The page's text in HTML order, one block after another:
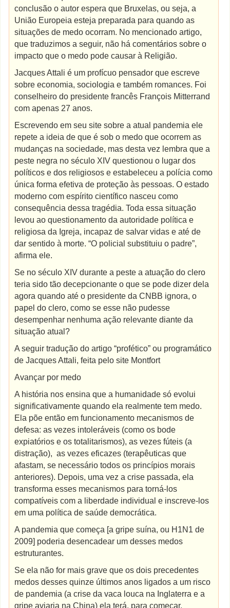
conclusão o autor espera que Bruxelas, ou seja, a
União Europeia esteja preparada para quando as
situações de medo ocorram. No mencionado artigo,
que traduzimos a seguir, não há comentários sobre o
impacto que o medo pode causar à Religião.
Jacques Attali é um profícuo pensador que escreve
sobre economia, sociologia e também romances. Foi
conselheiro do presidente francês François Mitterrand
com apenas 27 anos.
Escrevendo em seu site sobre a atual pandemia ele
repete a ideia de que é sob o medo que ocorrem as
mudanças na sociedade, mas desta vez lembra que a
peste negra no século XIV questionou o lugar dos
políticos e dos religiosos e estabeleceu a polícia como
única forma efetiva de proteção às pessoas. O estado
moderno com espírito científico nasceu como
consequência dessa tragédia. Toda essa situação
levou ao questionamento da autoridade política e
religiosa da Igreja, incapaz de salvar vidas e até de
dar sentido à morte. “O policial substituiu o padre”,
afirma ele.
Se no século XIV durante a peste a atuação do clero
teria sido tão decepcionante o que se pode dizer dela
agora quando até o presidente da CNBB ignora, o
papel do clero, como se esse não pudesse
desempenhar nenhuma ação relevante diante da
situação atual?
A seguir tradução do artigo “profético” ou programático
de Jacques Attali, feita pelo site Montfort
Avançar por medo
A história nos ensina que a humanidade só evolui
significativamente quando ela realmente tem medo.
Ela põe então em funcionamento mecanismos de
defesa: as vezes intoleráveis (como os bode
expiatórios e os totalitarismos), as vezes fúteis (a
distração), as vezes eficazes (terapêuticas que
afastam, se necessário todos os princípios morais
anteriores). Depois, uma vez a crise passada, ela
transforma esses mecanismos para torná-los
compatíveis com a liberdade individual e inscreve-los
em uma política de saúde democrática.
A pandemia que começa [a gripe suína, ou H1N1 de
2009] poderia desencadear um desses medos
estruturantes.
Se ela não for mais grave que os dois precedentes
medos desses quinze últimos anos ligados a um risco
de pandemia (a crise da vaca louca na Inglaterra e a
gripe aviaria na China) ela terá, para começar,